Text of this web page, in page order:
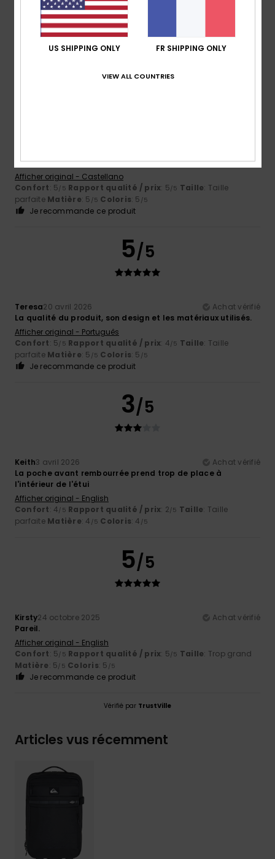
Coloris
J'ai beaucoup aimé
Afficher original - Castellano
Confort: 5/5 Rapport qualité / prix: 5/5 Taille: Taille
parfaite Matière: 5 /5 Coloris: 5 /5
Je recommande ce produit
5/5
Teresa20 avril 2026
Achat vérifié
La qualité du produit, son design et les matériaux utilisés.
Afficher original - Português
Confort: 5/5 Rapport qualité / prix: 4/5 Taille: Taille
parfaite Matière: 5 /5 Coloris: 5 /5
Je recommande ce produit
3/5
Keith3 avril 2026
Achat vérifié
La poche avant rembourrée prend trop de place à
l'intérieur de l'étui
Afficher original - English
Confort: 4/5 Rapport qualité / prix: 2/5 Taille: Taille
parfaite Matière: 4 /5 Coloris: 4 /5
5/5
Kirsty24 octobre 2025
Achat vérifié
Pareil.
Afficher original - English
Confort: 5/5 Rapport qualité / prix: 5/5 Taille: Trop grand
Matière: 5/5 Coloris: 5 /5
Je recommande ce produit
Vérifié par TrustVille
Articles vus récemment
US SHIPPING ONLY FR SHIPPING ONLY
VIEW ALL COUNTRIES